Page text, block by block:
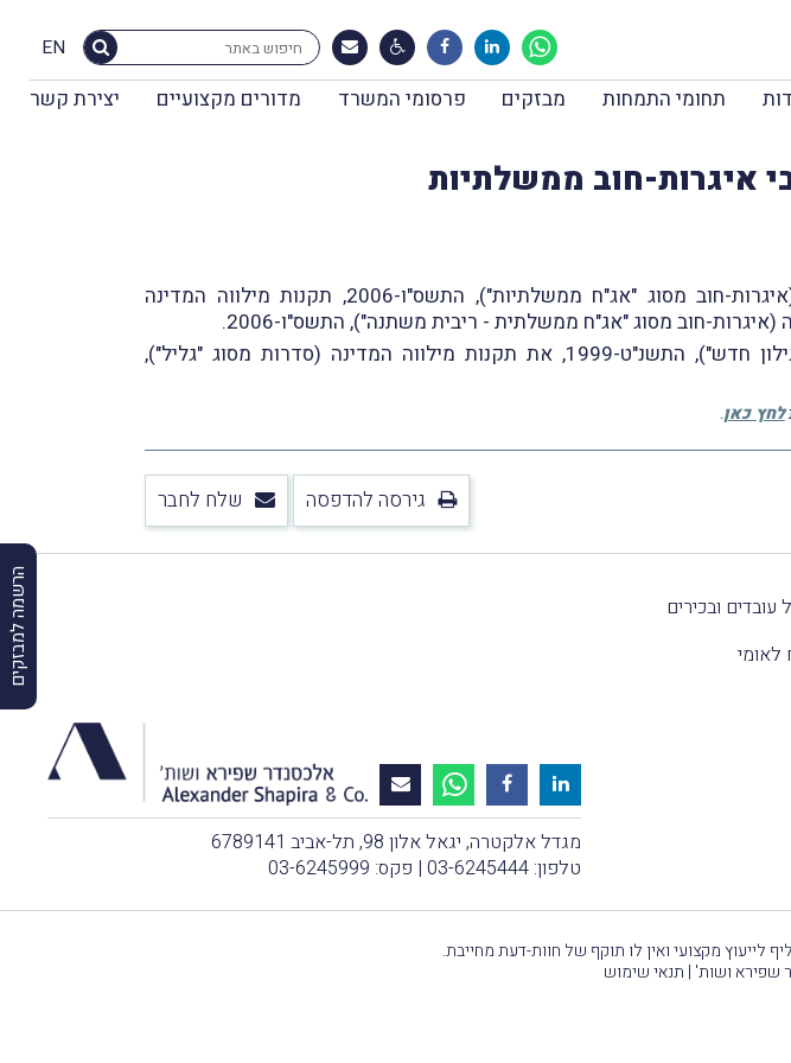
EN
תחומי התמחות מבזקים פרסומי המשרד מדורים מקצועיים יצירת קשר
הרשמה למבזקים
פורסמו תקנות חדשות לגבי איגרות-חוב ממשלתיות: תקנות מילווה המדינה (איגרות-חוב מסוג "אג"ח ממשלתיות"), התשס"ו-2006, תקנות מילווה המדינה
במקביל, פורסמו תקנות המתקנות את תקנות מילווה המדינה (סדרות מסוג "גילון חדש"), התשנ"ט-1999, את תקנות מילווה המדינה (סדרות מסוג "גליל"),
לחץ כאן.
גירסה להדפסה שלח לחבר
עובדים ובכירים
לאומי
מגדל אלקטרה, יגאל אלון 98, תל-אביב 6789141
טלפון: 03-6245444 | פקס: 03-6245999
לייעוץ מקצועי ואין לו תוקף של חוות-דעת מחייבת.
שפירא ושות' | תנאי שימוש